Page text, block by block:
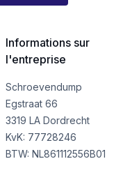
Informations sur
l'entreprise
Schroevendump
Egstraat 66
3319 LA Dordrecht
KvK: 77728246
BTW: NL861112556B01